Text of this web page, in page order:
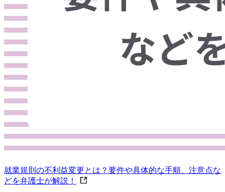
就業規則の不利益変更とは？要件や具体的な手順、注意点な
どを弁護士が解説！